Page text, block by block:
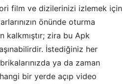
film ve dizilerinizi izlemek için
önünde oturma
kalkmıştır; zira bu Apk
İstediğiniz her
ya da zaman
bir yerde açıp video